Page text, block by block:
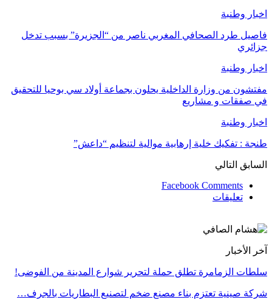
اخبار وطنبة
فاصيل طرد الصحافي المغربي ناصر من “الجزيرة” بسبب تدخل
جزائري
اخبار وطنبة
مفتشون من وزارة الداخلية يحلون بجماعة أولاد سي بوحيا للتحقيق
في صفقات و مشاريع
اخبار وطنبة
طنجة : تفكيك خلية إرهابية موالية لتنظيم “داعش”
السابق التالي
Facebook Comments
تعليقات
آخر الأخبار
سلطات الزمامرة تطلق حملة لتحرير شوارع المدينة من الفوضى!
شركة صينية تعتزم بناء مصنع ضخم لتصنيع البطاريات بالجرف…